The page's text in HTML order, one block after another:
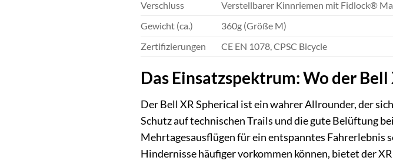
Verschluss
Verstellbarer Kinnriemen mit Fidlock®
Gewicht (ca.)
360g (Größe M)
Zertifizierungen
CE EN 1078, CPSC Bicycle
Das Einsatzspektrum: Wo der
Der Bell XR Spherical ist ein wahrer Allrounder, der
Schutz auf technischen Trails und die gute Belüftung
Mehrtagesausflügen für ein entspanntes Fahrerlebnis
Hindernisse häufiger vorkommen können, bietet der